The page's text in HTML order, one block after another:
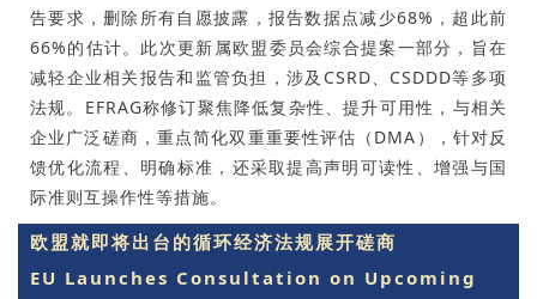
告要求，删除所有自愿披露，报告数据点减少68%，超此前
66%的估计。此次更新属欧盟委员会综合提案一部分，旨在
减轻企业相关报告和监管负担，涉及CSRD、CSDDD等多项
法规。EFRAG称修订聚焦降低复杂性、提升可用性，与相关
企业广泛磋商，重点简化双重重要性评估（DMA），针对反
馈优化流程、明确标准，还采取提高声明可读性、增强与国
际准则互操作性等措施。
欧盟就即将出台的循环经济法规展开磋商
EU Launches Consultation on Upcoming